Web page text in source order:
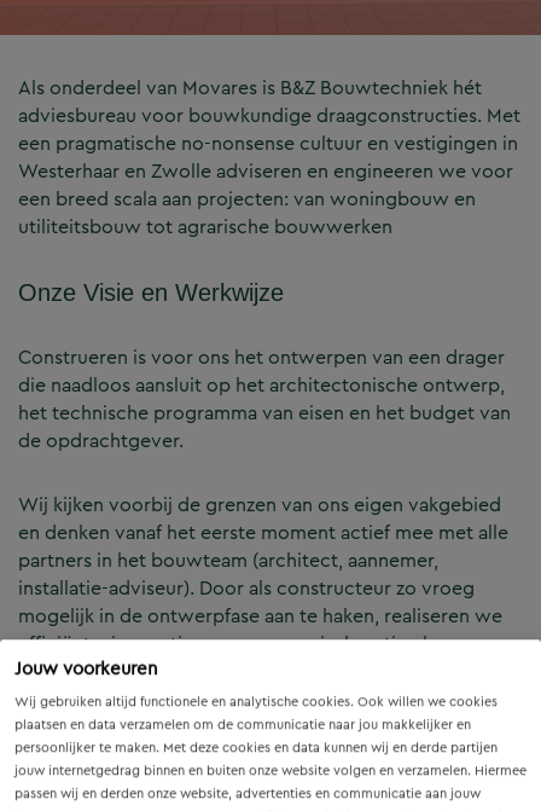
Jouw voorkeuren
Wij gebruiken altijd functionele en analytische cookies. Ook willen we cookies
plaatsen en data verzamelen om de communicatie naar jou makkelijker en
persoonlijker te maken. Met deze cookies en data kunnen wij en derde partijen
jouw internetgedrag binnen en buiten onze website volgen en verzamelen. Hiermee
passen wij en derden onze website, advertenties en communicatie aan jouw
Als onderdeel van Movares is B&Z Bouwtechniek hét
adviesbureau voor bouwkundige draagconstructies. Met
een pragmatische no-nonsense cultuur en vestigingen in
Westerhaar en Zwolle adviseren en engineeren we voor
een breed scala aan projecten: van woningbouw en
utiliteitsbouw tot agrarische bouwwerken
Onze Visie en Werkwijze
Construeren is voor ons het ontwerpen van een drager
die naadloos aansluit op het architectonische ontwerp,
het technische programma van eisen en het budget van
de opdrachtgever.
Wij kijken voorbij de grenzen van ons eigen vakgebied
en denken vanaf het eerste moment actief mee met alle
partners in het bouwteam (architect, aannemer,
installatie-adviseur). Door als constructeur zo vroeg
mogelijk in de ontwerpfase aan te haken, realiseren we
efficiënte, innovatieve en economisch optimale
constructies — voor zowel nieuwbouw als renovatie.
Onze Expertises en Activiteiten
B&Z Bouwtechniek verzorgt het volledige constructieve